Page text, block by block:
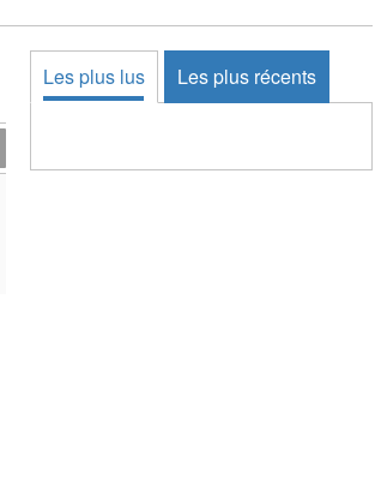
Les plus lus Les plus récents